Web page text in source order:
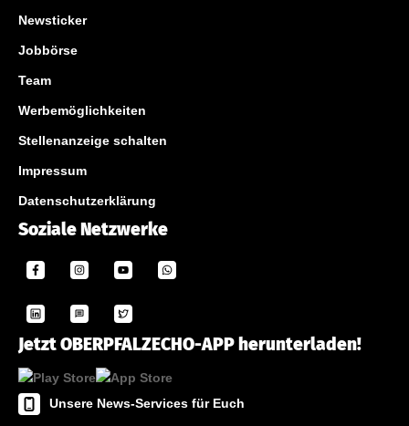
Newsticker
Jobbörse
Team
Werbemöglichkeiten
Stellenanzeige schalten
Impressum
Datenschutzerklärung
Soziale Netzwerke
Jetzt OBERPFALZECHO-APP herunterladen!
Unsere News-Services für Euch